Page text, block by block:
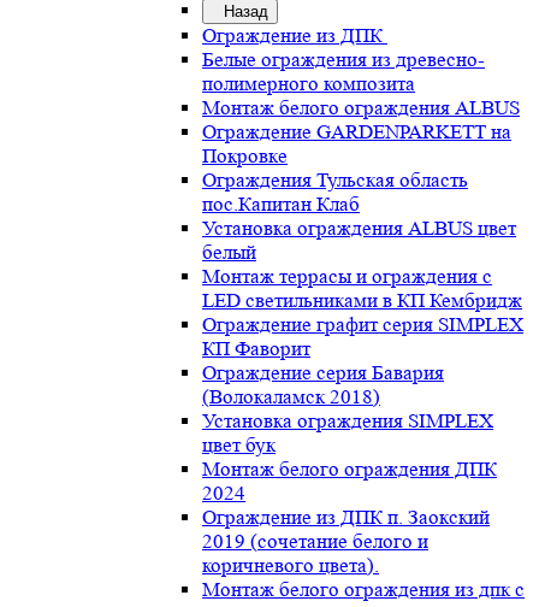
Назад
Ограждение из ДПК
Белые ограждения из древесно-
полимерного композита
Монтаж белого ограждения ALBUS
Ограждение GARDENPARKETT на
Покровке
Ограждения Тульская область
пос.Капитан Клаб
Установка ограждения ALBUS цвет
белый
Монтаж террасы и ограждения с
LED светильниками в КП Кембридж
Ограждение графит серия SIMPLEX
КП Фаворит
Ограждение серия Бавария
(Волокаламск 2018)
Установка ограждения SIMPLEX
цвет бук
Монтаж белого ограждения ДПК
2024
Ограждение из ДПК п. Заокский
2019 (сочетание белого и
коричневого цвета).
Монтаж белого ограждения из дпк с